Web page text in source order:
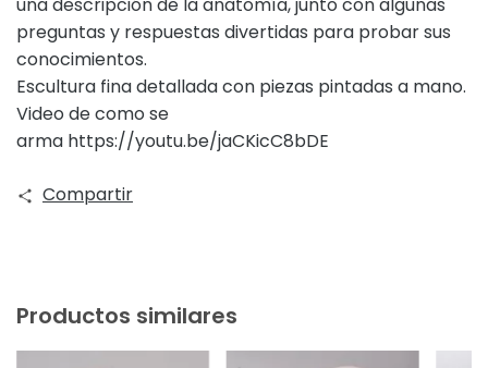
preguntas y respuestas divertidas para probar sus
conocimientos.
Escultura fina detallada con piezas pintadas a mano.
Video de como se
arma https://youtu.be/jaCKicC8bDE
Compartir
Productos similares